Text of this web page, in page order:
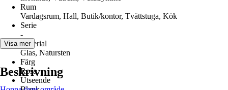
Rum
Vardagsrum, Hall, Butik/kontor, Tvättstuga, Kök
Serie
-
Material
Glas, Natursten
Färg
Rosa
Utseende
Visa mer
Beskrivning